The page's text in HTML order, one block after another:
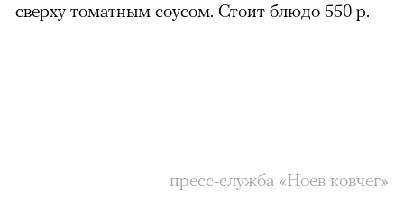
сверху томатным соусом. Стоит блюдо 550 р.
пресс-служба «Ноев ковчег»